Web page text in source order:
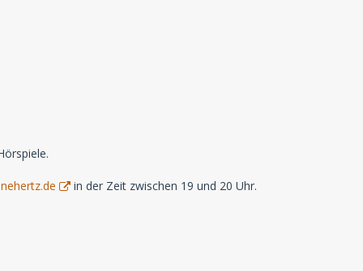
in der Zeit zwischen 19 und 20 Uhr.